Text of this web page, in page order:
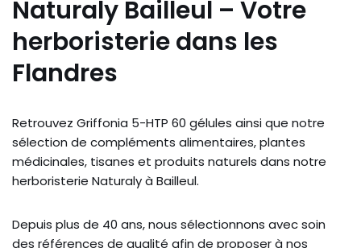
Naturaly Bailleul – Votre
herboristerie dans les
Flandres
Retrouvez Griffonia 5-HTP 60 gélules ainsi que notre
sélection de compléments alimentaires, plantes
médicinales, tisanes et produits naturels dans notre
herboristerie Naturaly à Bailleul.
Depuis plus de 40 ans, nous sélectionnons avec soin
des références de qualité afin de proposer à nos